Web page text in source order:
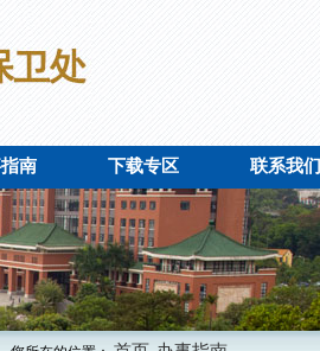
南 下载专区 联系我们